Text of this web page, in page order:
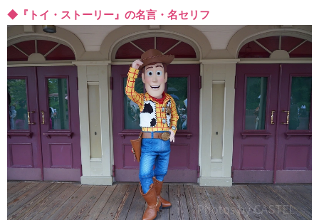
◆『トイ・ストーリー』の名言・名セリフ